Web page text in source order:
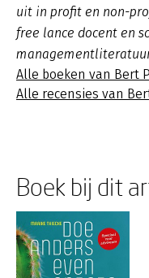
uit in profit en non-
free lance docent en
Alle boeken van Bert
Alle recensies van
Boek bij dit